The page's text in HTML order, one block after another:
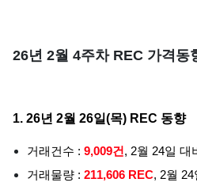
26년 2월 4주차 REC 가격동
1. 26년 2월 26일(목) REC 동향
거래건수 : 9,009건, 2월 24일 대
거래물량 : 211,606 REC, 2월